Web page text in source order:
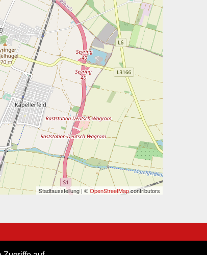
Stadtausstellung | ©OpenStreetMapcontributors